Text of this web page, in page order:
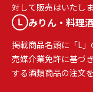
対して販売はいたしま
みりん・料理
掲載商品名頭に「L
売媒介業免許に基づ
する酒類商品の注文